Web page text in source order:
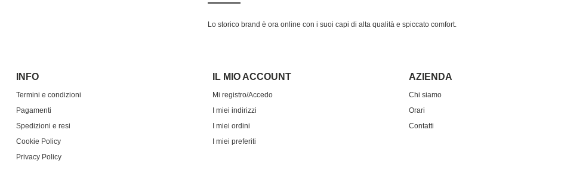
Lo storico brand è ora online con i suoi capi di alta qualità e spiccato comfort.
INFO
Termini e condizioni
Pagamenti
Spedizioni e resi
Cookie Policy
Privacy Policy
IL MIO ACCOUNT
Mi registro/Accedo
I miei indirizzi
I miei ordini
I miei preferiti
AZIENDA
Chi siamo
Orari
Contatti